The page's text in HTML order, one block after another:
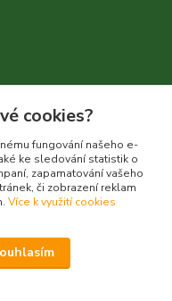
Regulation (EU)
cookies?
fungování našeho e-
ke sledování statistik o
zapamatování vašeho
či zobrazení reklam
Více k využití cookies